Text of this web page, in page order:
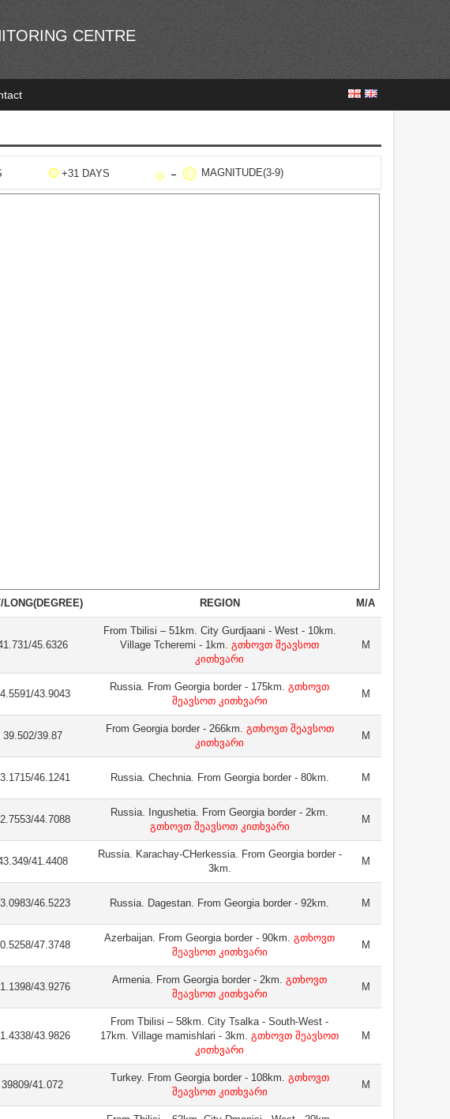
CENTRE
+31 DAYS MAGNITUDE(3-9)
LONG(DEGREE) REGION M/A
45.6326
From Tbilisi – 51km. City Gurdjaani - West - 10km.
Village Tcheremi - 1km. გთხოვთ შეავსოთ
კითხვარი
M
43.9043
Russia. From Georgia border - 175km. გთხოვთ
შეავსოთ კითხვარი
M
39.502/39.87
From Georgia border - 266km. გთხოვთ შეავსოთ
კითხვარი
M
46.1241 Russia. Chechnia. From Georgia border - 80km. M
44.7088
Russia. Ingushetia. From Georgia border - 2km.
გთხოვთ შეავსოთ კითხვარი
M
41.4408
Russia. Karachay-CHerkessia. From Georgia border -
3km.
M
46.5223 Russia. Dagestan. From Georgia border - 92km. M
47.3748
Azerbaijan. From Georgia border - 90km. გთხოვთ
შეავსოთ კითხვარი
M
43.9276
Armenia. From Georgia border - 2km. გთხოვთ
შეავსოთ კითხვარი
M
43.9826
From Tbilisi – 58km. City Tsalka - South-West -
17km. Village mamishlari - 3km. გთხოვთ შეავსოთ
კითხვარი
M
39809/41.072
Turkey. From Georgia border - 108km. გთხოვთ
შეავსოთ კითხვარი
M